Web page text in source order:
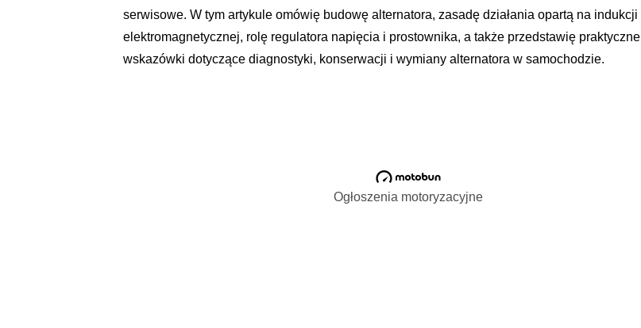
serwisowe. W tym artykule omówię budowę alternatora, zasadę działania opartą na indukcji
elektromagnetycznej, rolę regulatora napięcia i prostownika, a także przedstawię praktyczne
wskazówki dotyczące diagnostyki, konserwacji i wymiany alternatora w samochodzie.
Ogłoszenia motoryzacyjne